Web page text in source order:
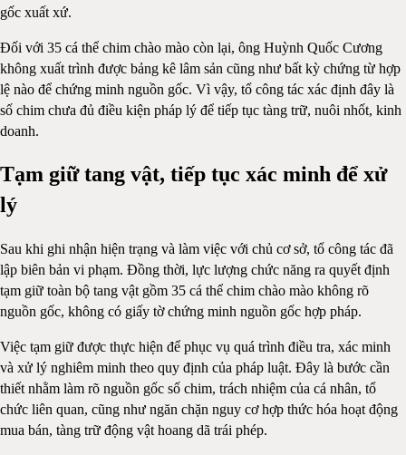
gốc xuất xứ.
Đối với 35 cá thể chim chào mào còn lại, ông Huỳnh Quốc Cương
không xuất trình được bảng kê lâm sản cũng như bất kỳ chứng từ hợp
lệ nào để chứng minh nguồn gốc. Vì vậy, tổ công tác xác định đây là
số chim chưa đủ điều kiện pháp lý để tiếp tục tàng trữ, nuôi nhốt, kinh
doanh.
Tạm giữ tang vật, tiếp tục xác minh để xử
lý
Sau khi ghi nhận hiện trạng và làm việc với chủ cơ sở, tổ công tác đã
lập biên bản vi phạm. Đồng thời, lực lượng chức năng ra quyết định
tạm giữ toàn bộ tang vật gồm 35 cá thể chim chào mào không rõ
nguồn gốc, không có giấy tờ chứng minh nguồn gốc hợp pháp.
Việc tạm giữ được thực hiện để phục vụ quá trình điều tra, xác minh
và xử lý nghiêm minh theo quy định của pháp luật. Đây là bước cần
thiết nhằm làm rõ nguồn gốc số chim, trách nhiệm của cá nhân, tổ
chức liên quan, cũng như ngăn chặn nguy cơ hợp thức hóa hoạt động
mua bán, tàng trữ động vật hoang dã trái phép.